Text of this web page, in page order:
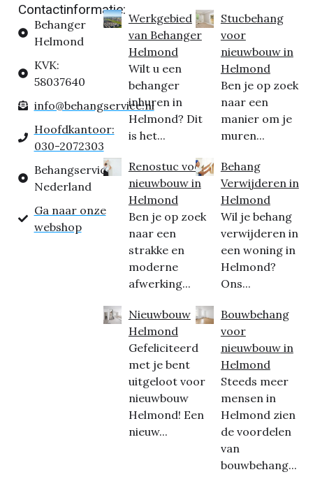
Contactinformatie:
Behanger
Helmond
KVK:
58037640
info@behangservice.nl
Hoofdkantoor:
030-2072303
Behangservice
Nederland
Ga naar onze
webshop
Werkgebied
van Behanger
Helmond
Wilt u een
behanger
inhuren in
Helmond? Dit
is het...
Renostuc voor
nieuwbouw in
Helmond
Ben je op zoek
naar een
strakke en
moderne
afwerking...
Nieuwbouw
Helmond
Gefeliciteerd
met je bent
uitgeloot voor
nieuwbouw
Helmond! Een
nieuw...
Stucbehang
voor
nieuwbouw in
Helmond
Ben je op zoek
naar een
manier om je
muren...
Behang
Verwijderen in
Helmond
Wil je behang
verwijderen in
een woning in
Helmond?
Ons...
Bouwbehang
voor
nieuwbouw in
Helmond
Steeds meer
mensen in
Helmond zien
de voordelen
van
bouwbehang...